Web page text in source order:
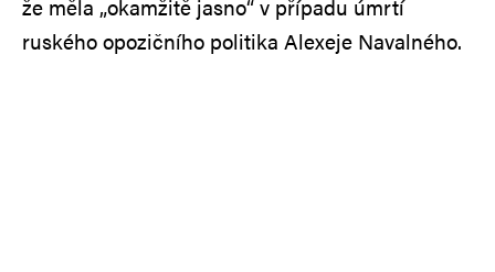
že měla „okamžitě jasno“ v případu úmrtí
ruského opozičního politika Alexeje Navalného.